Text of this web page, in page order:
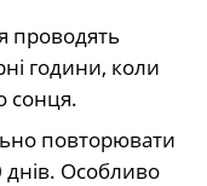
проводять
години, коли
сонця.
повторювати
Особливо